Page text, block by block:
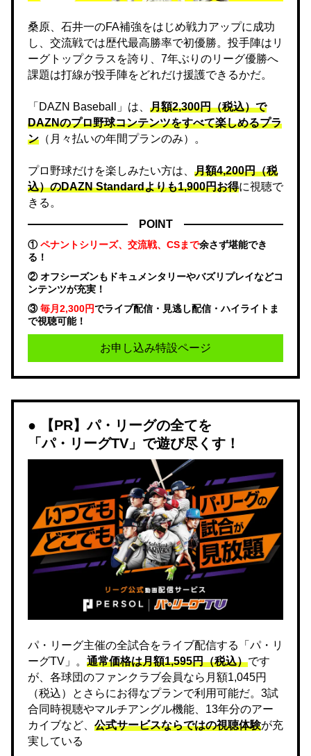
桑原、石井一のFA補強をはじめ戦力アップに成功
し、交流戦では歴代最高勝率で初優勝。投手陣はリ
ーグトップクラスを誇り、7年ぶりのリーグ優勝へ
課題は打線が投手陣をどれだけ援護できるかだ。
「DAZN Baseball」は、 月額2,300円（税込）で
DAZNのプロ野球コンテンツをすべて楽しめるプラ
ン （月々払いの年間プランのみ）。
プロ野球だけを楽しみたい方は、 月額4,200円（税
込）のDAZN Standard​よりも1,900円お得に視聴で
きる。
POINT
①ペナントシリーズ、交流戦、CSまで余さず堪能でき
る！
② オフシーズンもドキュメンタリーやバズリプレイなどコ
ンテンツが充実！
③毎月2,300円でライブ配信・見逃し配信・ハイライトま
で視聴可能！
お申し込み特設ページ
【PR】パ・リーグの全てを
「パ・リーグTV」で遊び尽くす！
パ・リーグ主催の全試合をライブ配信する「パ・リ
ーグTV」。 通常価格は月額1,595円（税込）です
が、各球団のファンクラブ会員なら月額1,045円
（税込）とさらにお得なプランで利用可能だ。3試
合同時視聴やマルチアングル機能、13年分のアー
カイブなど、 公式サービスならではの視聴体験が充
実している